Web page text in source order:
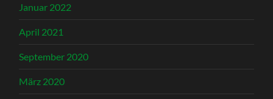
Januar 2022
April 2021
September 2020
März 2020